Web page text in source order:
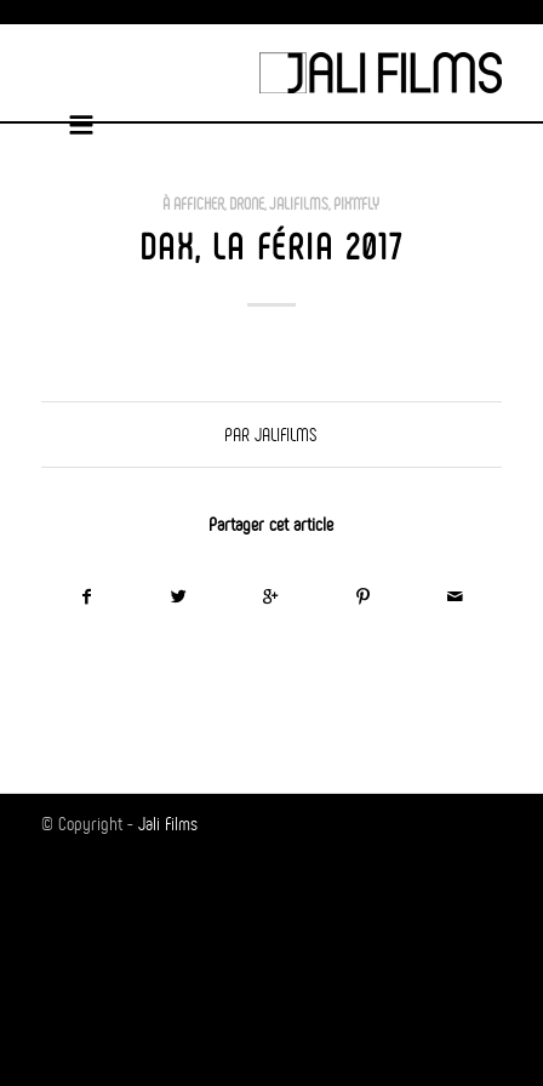
À AFFICHER,DRONE,JALIFILMS,PIX'N'FLY
DAX, LA FÉRIA 2017
PARJALIFILMS
Partager cet article
© Copyright - Jali Films